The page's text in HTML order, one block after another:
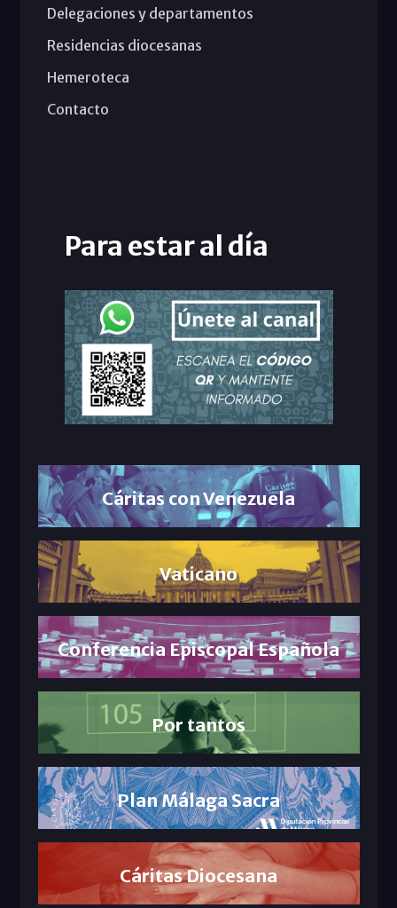
Delegaciones y departamentos
Residencias diocesanas
Hemeroteca
Contacto
Para estar al día
Cáritas con Venezuela
Vaticano
Conferencia Episcopal Española
Por tantos
Plan Málaga Sacra
Cáritas Diocesana